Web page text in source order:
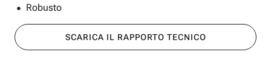
Robusto
SCARICA IL RAPPORTO TECNICO